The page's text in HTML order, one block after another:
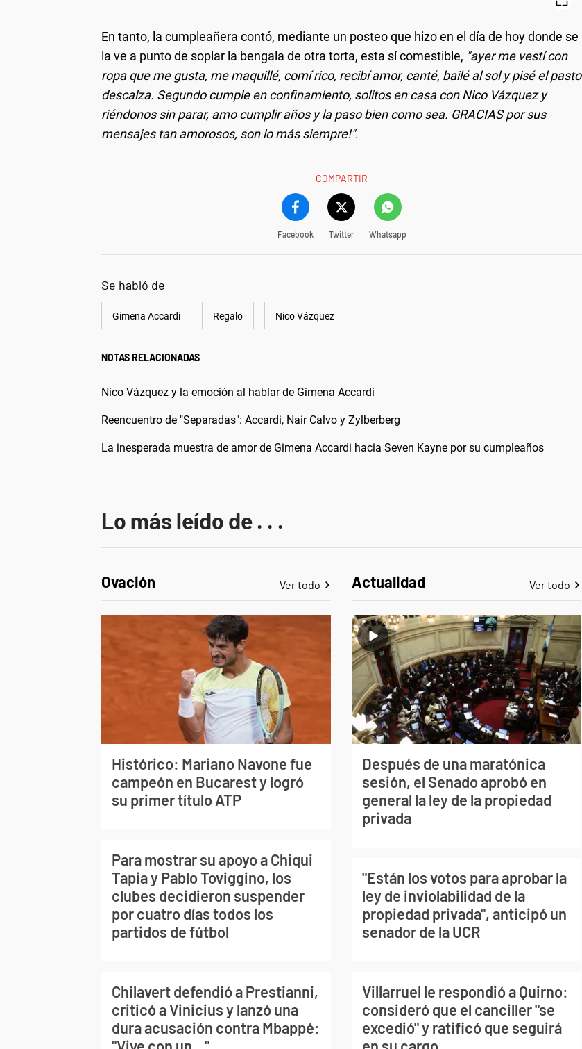
En tanto, la cumpleañera contó, mediante un posteo que hizo en el día de hoy donde se
la ve a punto de soplar la bengala de otra torta, esta sí comestible, "ayer me vestí con
ropa que me gusta, me maquillé, comí rico, recibí amor, canté, bailé al sol y pisé el pasto
descalza. Segundo cumple en confinamiento, solitos en casa con Nico Vázquez y
riéndonos sin parar, amo cumplir años y la paso bien como sea. GRACIAS por sus
mensajes tan amorosos, son lo más siempre!".
COMPARTIR
Facebook Twitter Whatsapp
Se habló de
Gimena Accardi Regalo Nico Vázquez
NOTAS RELACIONADAS
Nico Vázquez y la emoción al hablar de Gimena Accardi
Reencuentro de "Separadas": Accardi, Nair Calvo y Zylberberg
La inesperada muestra de amor de Gimena Accardi hacia Seven Kayne por su cumpleaños
Lo más leído de . . .
Ovación Ver todo
Histórico: Mariano Navone fue
campeón en Bucarest y logró
su primer título ATP
Para mostrar su apoyo a Chiqui
Tapia y Pablo Toviggino, los
clubes decidieron suspender
por cuatro días todos los
partidos de fútbol
Chilavert defendió a Prestianni,
criticó a Vinicius y lanzó una
dura acusación contra Mbappé:
Actualidad Ver todo
Después de una maratónica
sesión, el Senado aprobó en
general la ley de la propiedad
privada
"Están los votos para aprobar la
ley de inviolabilidad de la
propiedad privada", anticipó un
senador de la UCR
Villarruel le respondió a Quirno:
consideró que el canciller "se
excedió" y ratificó que seguirá